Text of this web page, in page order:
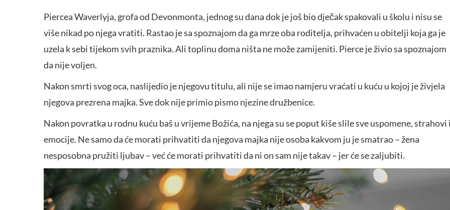
Piercea Waverlyja, grofa od Devonmonta, jednog su dana dok je još bio dječak spakovali u školu i nisu se
više nikad po njega vratiti. Rastao je sa spoznajom da ga mrze oba roditelja, prihvaćen u obitelji koja ga je
uzela k sebi tijekom svih praznika. Ali toplinu doma ništa ne može zamijeniti. Pierce je živio sa spoznajom
da nije voljen.
Nakon smrti svog oca, naslijedio je njegovu titulu, ali nije se imao namjeru vraćati u kuću u kojoj je živjela
njegova prezrena majka. Sve dok nije primio pismo njezine družbenice.
Nakon povratka u rodnu kuću baš u vrijeme Božića, na njega su se poput kiše slile sve uspomene, strahovi
emocije. Ne samo da će morati prihvatiti da njegova majka nije osoba kakvom ju je smatrao – žena
nesposobna pružiti ljubav – već će morati prihvatiti da ni on sam nije takav – jer će se zaljubiti.